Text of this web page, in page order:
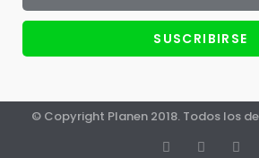
SUSCRIBIRSE
© Copyright Planen 2018. Todos los